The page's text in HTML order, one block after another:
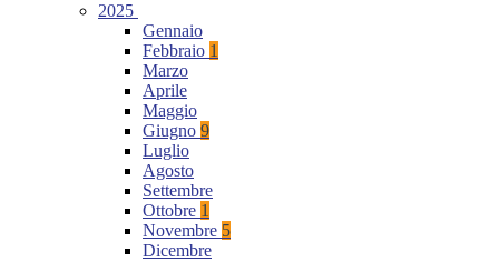
2025
Gennaio
Febbraio 1
Marzo
Aprile
Maggio
Giugno 9
Luglio
Agosto
Settembre
Ottobre 1
Novembre 5
Dicembre